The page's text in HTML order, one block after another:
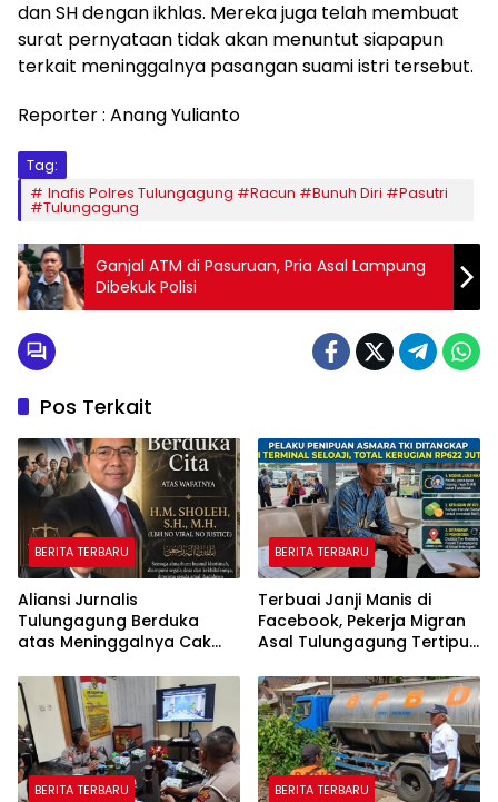
dan SH dengan ikhlas. Mereka juga telah membuat
surat pernyataan tidak akan menuntut siapapun
terkait meninggalnya pasangan suami istri tersebut.
Reporter : Anang Yulianto
Tag:
Inafis Polres Tulungagung #Racun #Bunuh Diri #Pasutri
#Tulungagung
Ganjal ATM di Pasuruan, Pria Asal Lampung
Dibekuk Polisi
Pos Terkait
BERITA TERBARU
Aliansi Jurnalis
Tulungagung Berduka
atas Meninggalnya Cak
“Beliau Pejuang Keadilan
yang Vokal”
BERITA TERBARU
Terbuai Janji Manis di
Facebook, Pekerja Migran
Asal Tulungagung Tertipu
BERITA TERBARU BERITA TERBARU